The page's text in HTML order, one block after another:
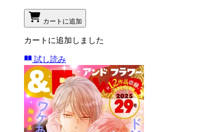
カートに追加
カートに追加しました
試し読み